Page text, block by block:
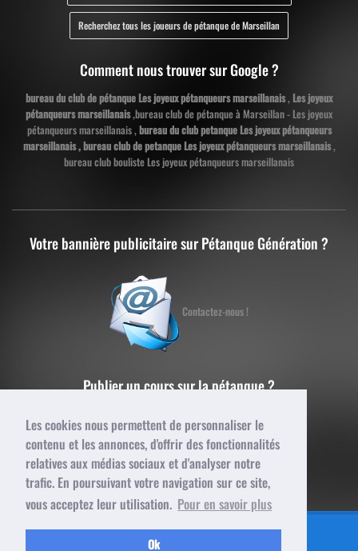
Les cookies nous permettent de personnaliser le
contenu et les annonces, d'offrir des fonctionnalités
relatives aux médias sociaux et d'analyser notre
trafic. En poursuivant votre navigation sur ce site,
vous acceptez leur utilisation. Pour en savoir plus
Ok
Recherchez tous les joueurs de pétanque de Marseillan
Comment nous trouver sur Google ?
bureau du club de pétanque Les joyeux pétanqueurs marseillanais, Les joyeux
pétanqueurs marseillanais,bureau club de pétanque à Marseillan - Les joyeux
pétanqueurs marseillanais ,bureau du club petanque Les joyeux pétanqueurs
marseillanais , bureau club de petanque Les joyeux pétanqueurs marseillanais,
bureau club bouliste Les joyeux pétanqueurs marseillanais
Votre bannière publicitaire sur Pétanque Génération ?
Contactez-nous !
Publier un cours sur la pétanque ?
Contactez-nous !
© 2015 Pétanque Génération - Tous droits réservés